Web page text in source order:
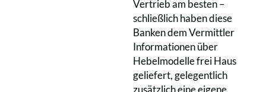
Vertrieb am besten –
schließlich haben diese
Banken dem Vermittler
Informationen über
Hebelmodelle frei Haus
geliefert, gelegentlich
zusätzlich eine eigene